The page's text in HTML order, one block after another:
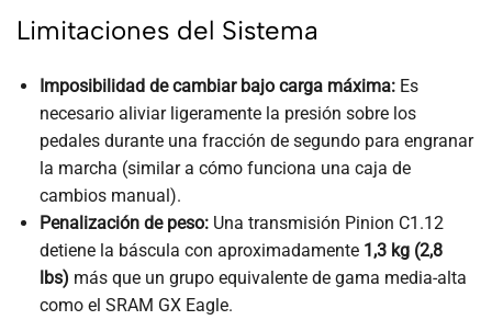
Limitaciones del Sistema
Imposibilidad de cambiar bajo carga máxima:Es
necesario aliviar ligeramente la presión sobre los
pedales durante una fracción de segundo para engranar
la marcha (similar a cómo funciona una caja de
cambios manual).
Penalización de peso:Una transmisión Pinion C1.12
detiene la báscula con aproximadamente 1,3 kg (2,8
lbs) más que un grupo equivalente de gama media-alta
como el SRAM GX Eagle.